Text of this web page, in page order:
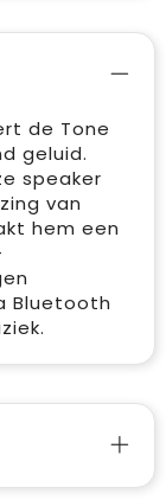
de Tone
geluid.
speaker
van
hem een
Bluetooth